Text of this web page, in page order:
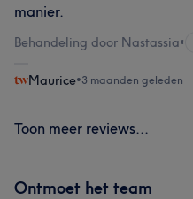
manier.
Behandeling door Nastassia•
Maurice•3 maanden geleden
Toon meer reviews...
Ontmoet het team